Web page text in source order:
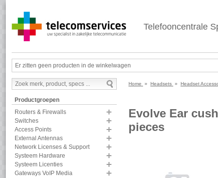
Telefooncentrale
Er zitten geen producten in de winkelwagen
Productgroepen
Routers & Firewalls
Switches
Access Points
External Antennas
Network Licenses & Support
Systeem Hardware
Systeem Licenties
Gateways VoIP Media
Home » Headsets » Headset
Evolve Ear
pieces